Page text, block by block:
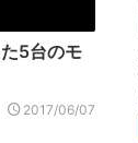
5台のモ
2017/06/07